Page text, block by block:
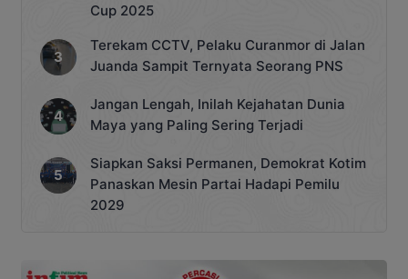
Cup 2025
Terekam CCTV, Pelaku Curanmor di Jalan
Juanda Sampit Ternyata Seorang PNS
Jangan Lengah, Inilah Kejahatan Dunia
Maya yang Paling Sering Terjadi
Siapkan Saksi Permanen, Demokrat Kotim
Panaskan Mesin Partai Hadapi Pemilu
2029